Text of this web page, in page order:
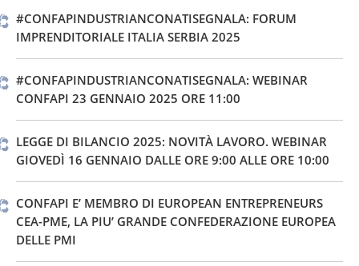
#CONFAPINDUSTRIANCONATISEGNALA: FORUM
IMPRENDITORIALE ITALIA SERBIA 2025
#CONFAPINDUSTRIANCONATISEGNALA: WEBINAR
CONFAPI 23 GENNAIO 2025 ORE 11:00
LEGGE DI BILANCIO 2025: NOVITÀ LAVORO. WEBINAR
GIOVEDÌ 16 GENNAIO DALLE ORE 9:00 ALLE ORE 10:00
CONFAPI E’ MEMBRO DI EUROPEAN ENTREPRENEURS
CEA-PME, LA PIU’ GRANDE CONFEDERAZIONE EUROPEA
DELLE PMI